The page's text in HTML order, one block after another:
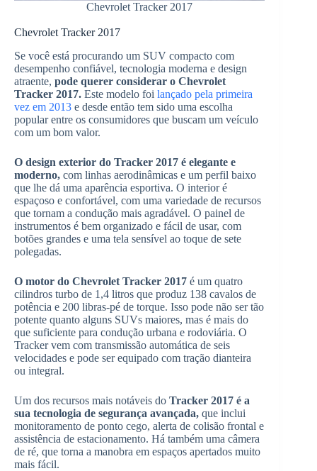
Chevrolet Tracker 2017
Chevrolet Tracker 2017
Se você está procurando um SUV compacto com
desempenho confiável, tecnologia moderna e design
atraente, pode querer considerar o Chevrolet
Tracker 2017. Este modelo foi lançado pela primeira
vez em 2013 e desde então tem sido uma escolha
popular entre os consumidores que buscam um veículo
com um bom valor.
O design exterior do Tracker 2017 é elegante e
moderno, com linhas aerodinâmicas e um perfil baixo
que lhe dá uma aparência esportiva. O interior é
espaçoso e confortável, com uma variedade de recursos
que tornam a condução mais agradável. O painel de
instrumentos é bem organizado e fácil de usar, com
botões grandes e uma tela sensível ao toque de sete
polegadas.
O motor do Chevrolet Tracker 2017 é um quatro
cilindros turbo de 1,4 litros que produz 138 cavalos de
potência e 200 libras-pé de torque. Isso pode não ser tão
potente quanto alguns SUVs maiores, mas é mais do
que suficiente para condução urbana e rodoviária. O
Tracker vem com transmissão automática de seis
velocidades e pode ser equipado com tração dianteira
ou integral.
Um dos recursos mais notáveis do Tracker 2017 é a
sua tecnologia de segurança avançada, que inclui
monitoramento de ponto cego, alerta de colisão frontal e
assistência de estacionamento. Há também uma câmera
de ré, que torna a manobra em espaços apertados muito
mais fácil.